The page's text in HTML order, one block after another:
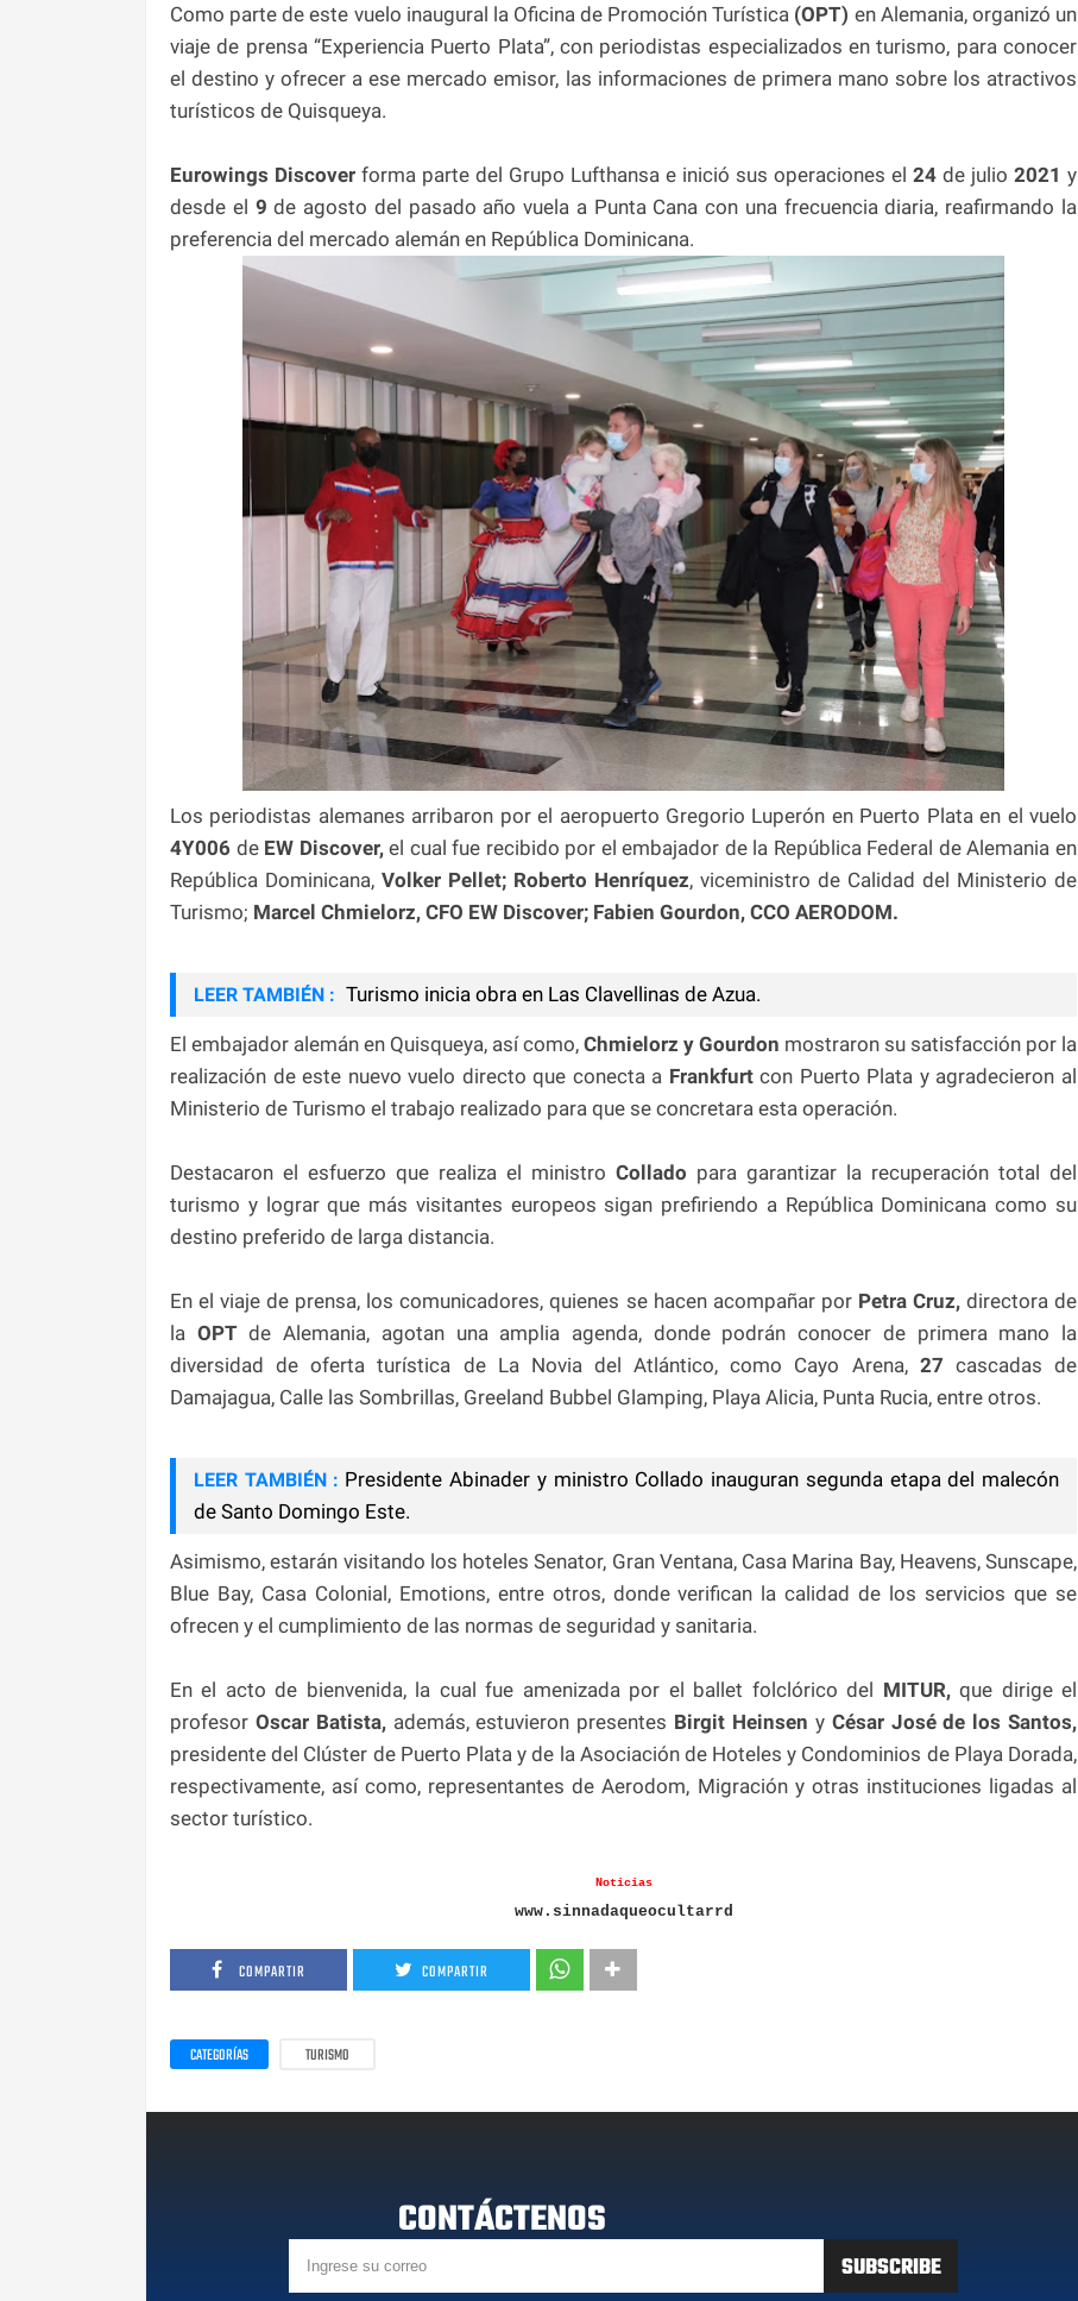
Como parte de este vuelo inaugural la Oficina de Promoción Turística (OPT) en Alemania, organizó un
viaje de prensa “Experiencia Puerto Plata”, con periodistas especializados en turismo, para conocer
el destino y ofrecer a ese mercado emisor, las informaciones de primera mano sobre los atractivos
turísticos de Quisqueya.
Eurowings Discover forma parte del Grupo Lufthansa e inició sus operaciones el 24 de julio 2021 y
desde el 9 de agosto del pasado año vuela a Punta Cana con una frecuencia diaria, reafirmando la
preferencia del mercado alemán en República Dominicana.
Los periodistas alemanes arribaron por el aeropuerto Gregorio Luperón en Puerto Plata en el vuelo
4Y006 de EW Discover,el cual fue recibido por el embajador de la República Federal de Alemania en
República Dominicana, Volker Pellet; Roberto Henríquez, viceministro de Calidad del Ministerio de
Turismo; Marcel Chmielorz, CFO EW Discover; Fabien Gourdon, CCO AERODOM.
LEER TAMBIÉN : Turismo inicia obra en Las Clavellinas de Azua.
El embajador alemán en Quisqueya, así como, Chmielorz y Gourdon mostraron su satisfacción por la
realización de este nuevo vuelo directo que conecta a Frankfurtcon Puerto Plata y agradecieron al
Ministerio de Turismo el trabajo realizado para que se concretara esta operación.
Destacaron el esfuerzo que realiza el ministro Collado para garantizar la recuperación total del
turismo y lograr que más visitantes europeos sigan prefiriendo a República Dominicana como su
destino preferido de larga distancia.
En el viaje de prensa, los comunicadores, quienes se hacen acompañar por Petra Cruz,directora de
la OPTde Alemania, agotan una amplia agenda, donde podrán conocer de primera mano la
diversidad de oferta turística de La Novia del Atlántico, como Cayo Arena,27 cascadas de
Damajagua, Calle las Sombrillas, Greeland Bubbel Glamping, Playa Alicia, Punta Rucia, entre otros.
LEER TAMBIÉN : Presidente Abinader y ministro Collado inauguran segunda etapa del malecón
de Santo Domingo Este.
Asimismo, estarán visitando los hoteles Senator, Gran Ventana, Casa Marina Bay, Heavens, Sunscape,
Blue Bay, Casa Colonial, Emotions, entre otros, donde verifican la calidad de los servicios que se
ofrecen y el cumplimiento de las normas de seguridad y sanitaria.
En el acto de bienvenida, la cual fue amenizada por el ballet folclórico del MITUR,que dirige el
profesor Oscar Batista, además, estuvieron presentes Birgit Heinsen yCésar José de los Santos,
presidente del Clúster de Puerto Plata y de la Asociación de Hoteles y Condominios de Playa Dorada,
respectivamente, así como, representantes de Aerodom, Migración y otras instituciones ligadas al
sector turístico.
Noticias
www.sinnadaqueocultarrd
COMPARTIR COMPARTIR
CATEGORÍAS TURISMO
CONTÁCTENOS